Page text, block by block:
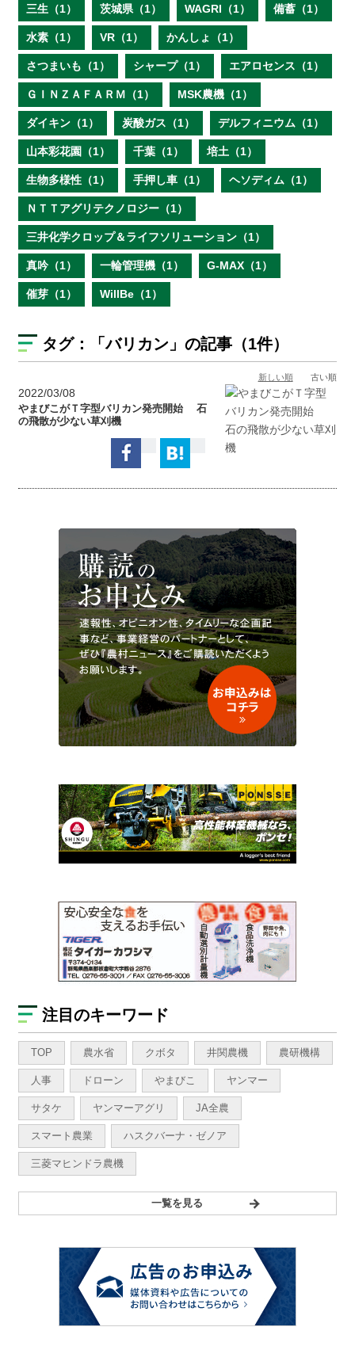
三生（1） 茨城県（1） WAGRI（1） 備蓄（1）
水素（1） VR（1） かんしょ（1）
さつまいも（1） シャープ（1） エアロセンス（1）
ＧＩＮＺＡＦＡＲＭ（1） MSK農機（1）
ダイキン（1） 炭酸ガス（1） デルフィニウム（1）
山本彩花園（1） 千葉（1） 培土（1）
生物多様性（1） 手押し車（1） ヘソディム（1）
ＮＴＴアグリテクノロジー（1）
三井化学クロップ＆ライフソリューション（1）
真吟（1） 一輪管理機（1） G-MAX（1）
催芽（1） WillBe（1）
タグ： 「バリカン」の記事（1件）
新しい順 古い順
2022/03/08
やまびこがＴ字型バリカン発売開始 石
の飛散が少ない草刈機
注目のキーワード
TOP 農水省 クボタ 井関農機 農研機構
人事 ドローン やまびこ ヤンマー
サタケ ヤンマーアグリ JA全農
スマート農業 ハスクバーナ・ゼノア
三菱マヒンドラ農機
一覧を見る